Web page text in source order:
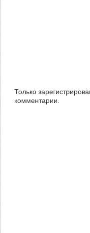
Только
комментарии.